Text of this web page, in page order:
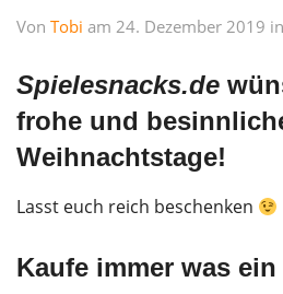
Von Tobi am 24. Dezember 2019 in
Spielesnacks.de
frohe und
Weihnachtstage!
Lasst euch reich beschenken
Kaufe immer was ein